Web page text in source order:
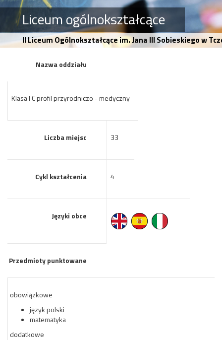
Liceum ogólnokształcące
II Liceum Ogólnokształcące im. Jana III Sobieskiego w
Nazwa oddziału
Klasa I C profil przyrodniczo - medyczny
Liczba miejsc 33
Cykl kształcenia 4
Języki obce
Przedmioty punktowane
obowiązkowe
język polski
matematyka
dodatkowe